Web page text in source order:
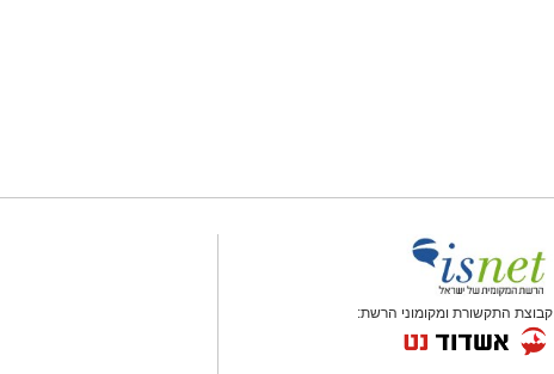
קבוצת התקשורת ומקומוני הרשת: